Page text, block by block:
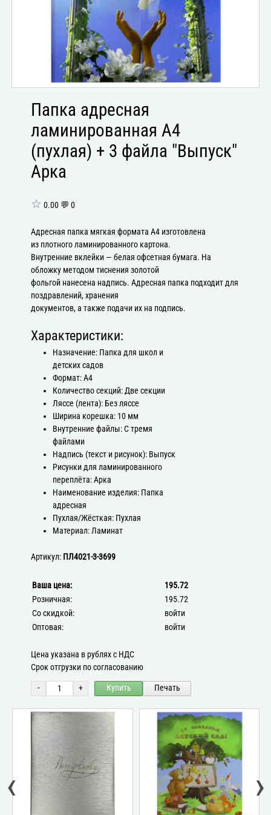
Папка адресная
ламинированная А4
(пухлая) + 3 файла "Выпуск"
Арка
☆ 0.00 💬 0
Адресная папка мягкая формата А4 изготовлена
из плотного ламинированного картона.
Внутренние вклейки — белая офсетная бумага. На
обложку методом тиснения золотой
фольгой нанесена надпись. Адресная папка подходит для
поздравлений, хранения
документов, а также подачи их на подпись.
Характеристики:
Назначение: Папка для школ и
детских садов
Формат: А4
Количество секций: Две секции
Ляссе (лента): Без ляссе
Ширина корешка: 10 мм
Внутренние файлы: С тремя
файлами
Надпись (текст и рисунок): Выпуск
Рисунки для ламинированного
переплёта: Арка
Наименование изделия: Папка
адресная
Пухлая/Жёсткая: Пухлая
Материал: Ламинат
Артикул: ПЛ4021-3-3699
Ваша цена:
195.72
Розничная:
195.72
Со скидкой:
войти
Оптовая:
войти
Цена указана в рублях с НДС
Срок отгрузки по согласованию
- + Купить Печать
‹ ›